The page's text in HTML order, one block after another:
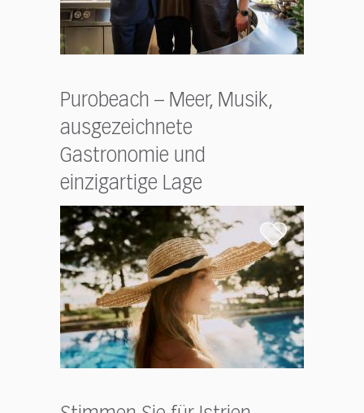
Purobeach – Meer, Musik,
ausgezeichnete
Gastronomie und
einzigartige Lage